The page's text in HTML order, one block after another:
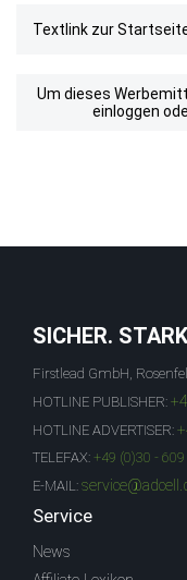
Textlink zur
Um dieses
einloggen
SICHER.
Firstlead GmbH,
HOTLINE PUBLISHER:
HOTLINE ADVERTISER:
TELEFAX: +49 (0)30 -
E-MAIL:
Service
News